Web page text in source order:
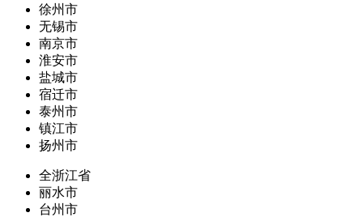
徐州市
无锡市
南京市
淮安市
盐城市
宿迁市
泰州市
镇江市
扬州市
全浙江省
丽水市
台州市